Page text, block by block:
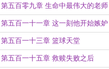
第五百零九章 生命中最伟大的老师
第五百一十一章 这一刻他开始嫉妒
恶魔
第五百一十三章 篮球天堂
第五百一十五章 救赎失败之后